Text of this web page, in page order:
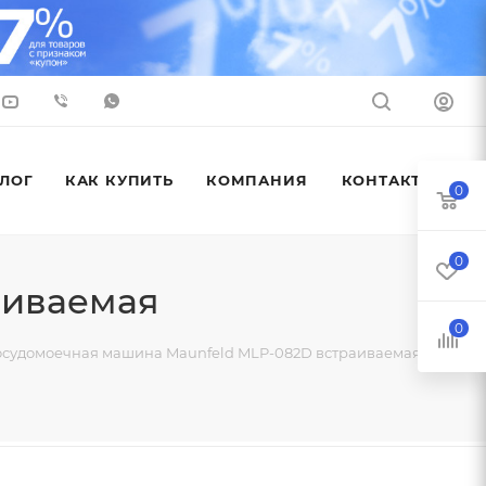
КАК КУПИТЬ КОМПАНИЯ КОНТАКТЫ
машина Maunfeld MLP-082D встраиваемая
0
0
0